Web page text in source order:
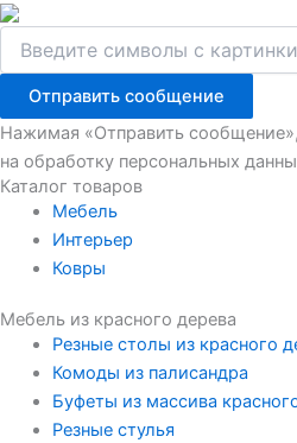
Отправить сообщение
Нажимая «Отправить
на обработку персональных
Каталог товаров
Мебель
Интерьер
Ковры
Мебель из красного дерева
Резные столы из красного
Комоды из палисандра
Буфеты из массива
Резные стулья